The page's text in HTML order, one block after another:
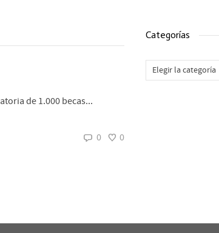
de 1.000 becas...
0 0
Categorías
Categorías